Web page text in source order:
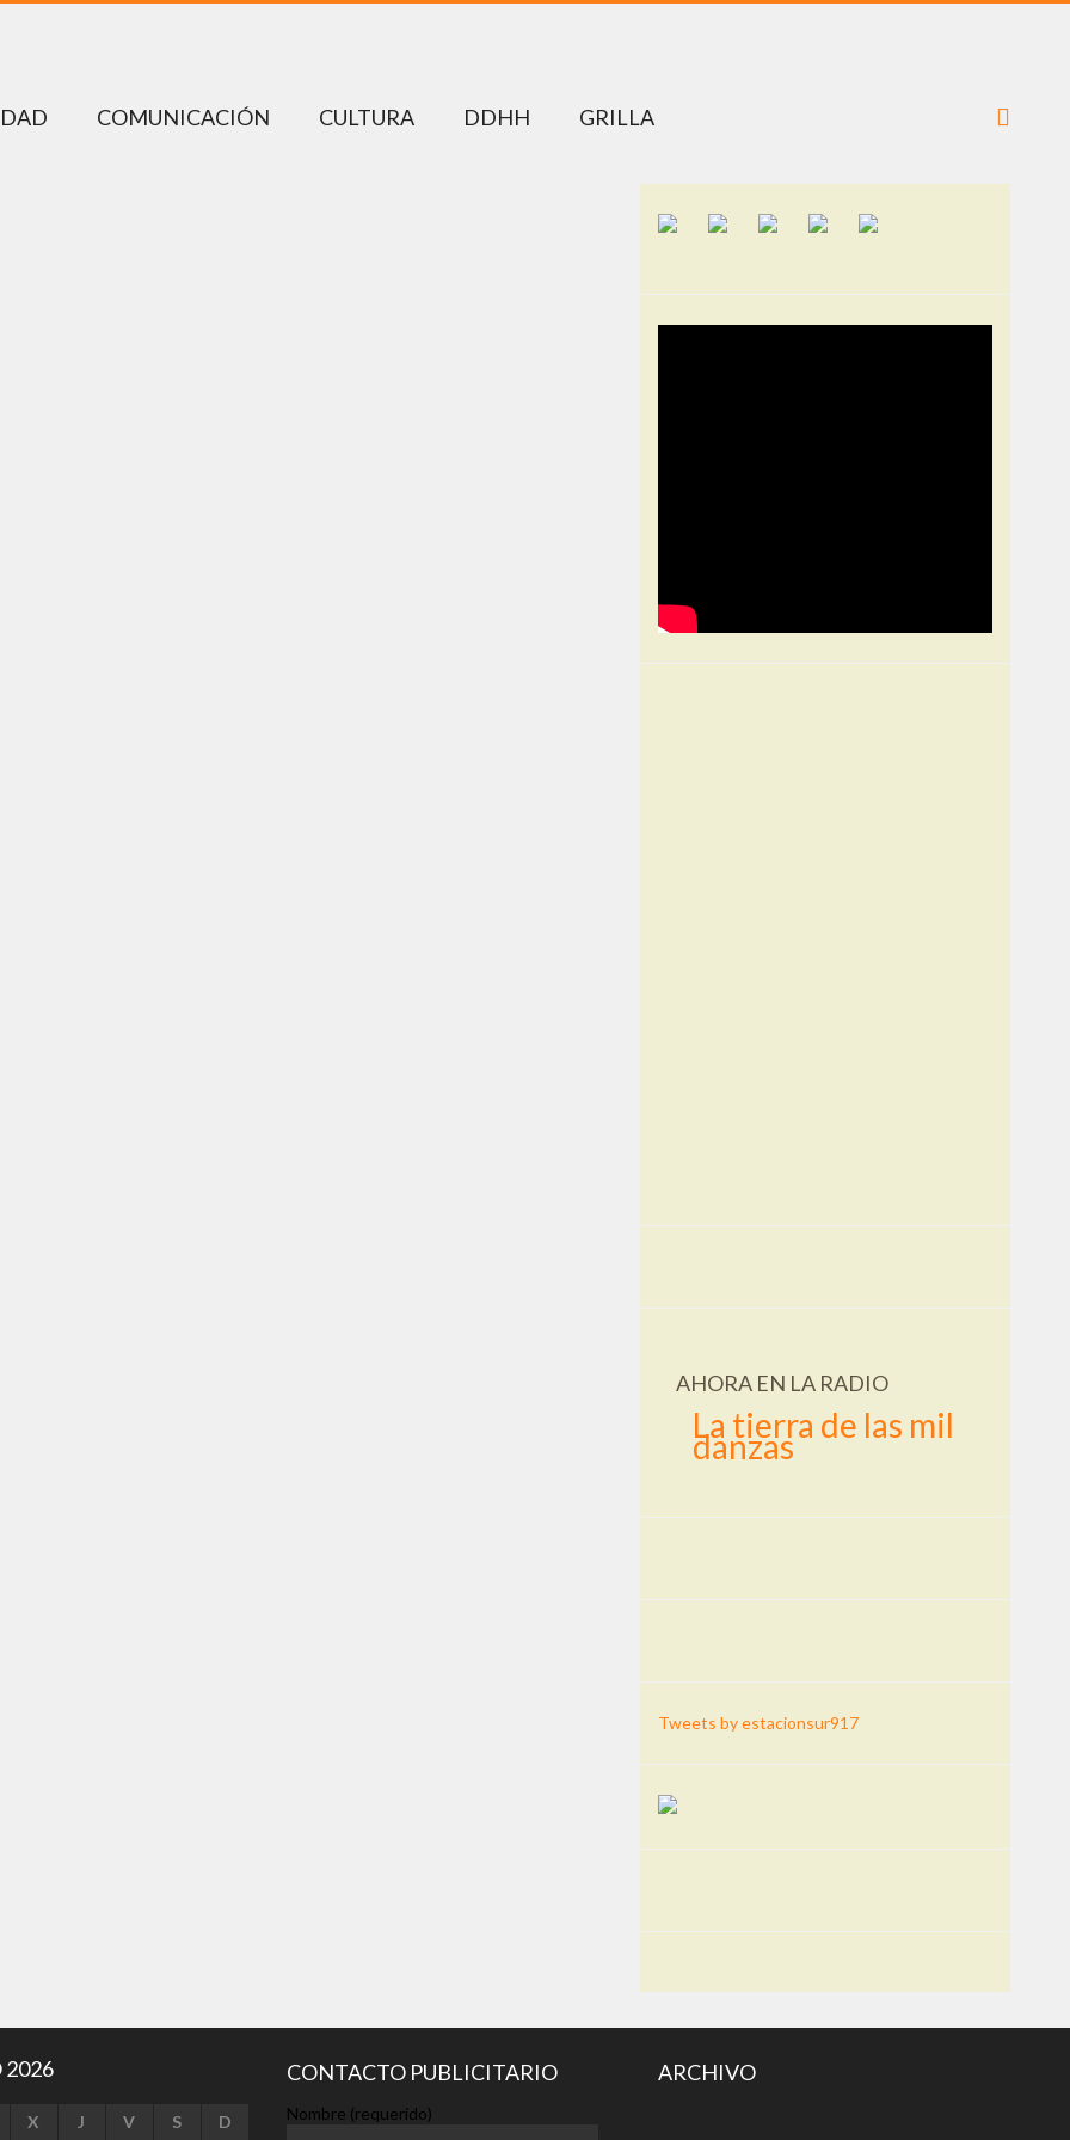
COMUNICACIÓN CULTURA DDHH GRILLA
AHORA EN LA RADIO
La tierra de las mil
danzas
Tweets by estacionsur917
2026
X J V S D
CONTACTO PUBLICITARIO
Nombre (requerido)
ARCHIVO